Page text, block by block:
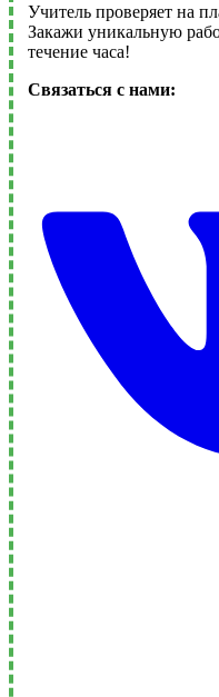
Учитель проверяет на
Закажи уникальную
течение часа!
Связаться с нами: